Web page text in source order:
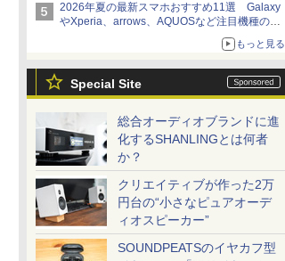
2026年夏の最新スマホおすすめ11選 Galaxy
やXperia、arrows、AQUOSなど注目機種の特
もっと見る
Special Site
総合オーディオブランドに進
化するSHANLINGとは何者
か？
クリエイティブが作った2万
円台の“小さなピュアオーデ
ィオスピーカー”
SOUNDPEATSのイヤカフ型